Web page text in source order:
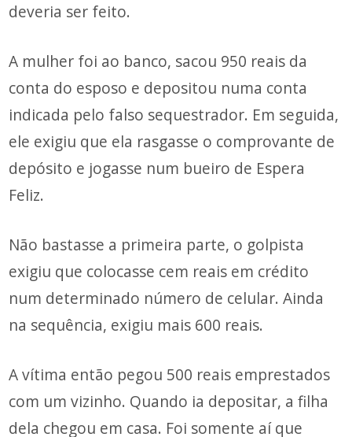
deveria ser feito.
A mulher foi ao banco, sacou 950 reais da
conta do esposo e depositou numa conta
indicada pelo falso sequestrador. Em seguida,
ele exigiu que ela rasgasse o comprovante de
depósito e jogasse num bueiro de Espera
Feliz.
Não bastasse a primeira parte, o golpista
exigiu que colocasse cem reais em crédito
num determinado número de celular. Ainda
na sequência, exigiu mais 600 reais.
A vítima então pegou 500 reais emprestados
com um vizinho. Quando ia depositar, a filha
dela chegou em casa. Foi somente aí que